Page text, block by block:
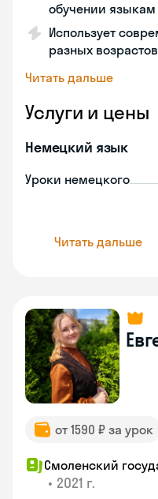
обучении языкам
Использует
разных
Читать дальше
Услуги и цены
Немецкий язык
Уроки немецкого
Читать дальше
от 1590 ₽ за урок
Смоленский
• 2021 г.